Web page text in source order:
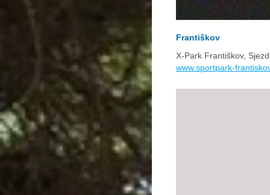
Františkov
X-Park Františkov,
www.sportpark-